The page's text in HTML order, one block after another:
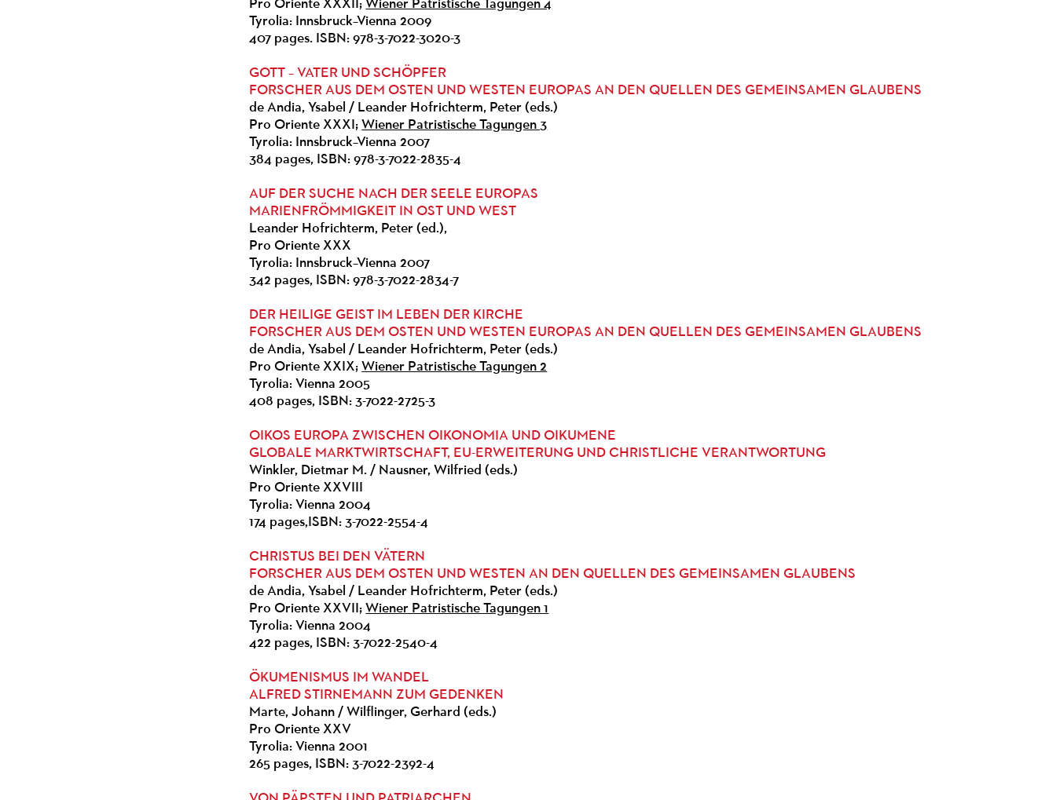
Pro Oriente XXXII;Wiener Patristische Tagungen 4
Tyrolia: Innsbruck–Vienna 2009
407 pages. ISBN: 978-3-7022-3020-3
GOTT – VATER UND SCHÖPFER
FORSCHER AUS DEM OSTEN UND WESTEN EUROPAS AN DEN QUELLEN DES GEMEINSAMEN GLAUBENS
de Andia, Ysabel / Leander Hofrichterm, Peter (eds.)
Pro Oriente XXXI;Wiener Patristische Tagungen 3
Tyrolia: Innsbruck–Vienna 2007
384 pages, ISBN: 978-3-7022-2835-4
AUF DER SUCHE NACH DER SEELE EUROPAS
MARIENFRÖMMIGKEIT IN OST UND WEST
Leander Hofrichterm, Peter (ed.),
Pro Oriente XXX
Tyrolia: Innsbruck–Vienna 2007
342 pages, ISBN: 978-3-7022-2834-7
DER HEILIGE GEIST IM LEBEN DER KIRCHE
FORSCHER AUS DEM OSTEN UND WESTEN EUROPAS AN DEN QUELLEN DES GEMEINSAMEN GLAUBENS
de Andia, Ysabel / Leander Hofrichterm, Peter (eds.)
Pro Oriente XXIX;Wiener Patristische Tagungen 2
Tyrolia: Vienna 2005
408 pages, ISBN: 3-7022-2725-3
OIKOS EUROPA ZWISCHEN OIKONOMIA UND OIKUMENE
GLOBALE MARKTWIRTSCHAFT, EU-ERWEITERUNG UND CHRISTLICHE VERANTWORTUNG
Winkler, Dietmar M. / Nausner, Wilfried (eds.)
Pro Oriente XXVIII
Tyrolia: Vienna 2004
174 pages,ISBN: 3-7022-2554-4
CHRISTUS BEI DEN VÄTERN
FORSCHER AUS DEM OSTEN UND WESTEN AN DEN QUELLEN DES GEMEINSAMEN GLAUBENS
de Andia, Ysabel / Leander Hofrichterm, Peter (eds.)
Pro Oriente XXVII;Wiener Patristische Tagungen 1
Tyrolia: Vienna 2004
422 pages, ISBN: 3-7022-2540-4
ÖKUMENISMUS IM WANDEL
ALFRED STIRNEMANN ZUM GEDENKEN
Marte, Johann / Wilflinger, Gerhard (eds.)
Pro Oriente XXV
Tyrolia: Vienna 2001
265 pages, ISBN: 3-7022-2392-4